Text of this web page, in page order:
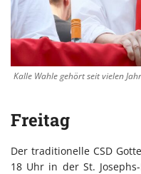
Kalle Wahle gehört seit vielen
Freitag
Der traditionelle CSD
18 Uhr in der St.